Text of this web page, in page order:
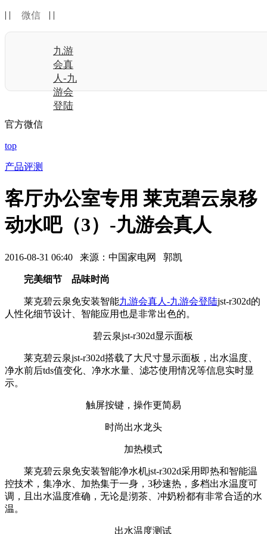
| | 微信 | |
九游
会真
人-九
游会
登陆
官方微信
top
产品评测
客厅办公室专用 莱克碧云泉移
动水吧（3）-九游会真人
2016-08-31 06:40 来源：中国家电网 郭凯
完美细节 品味时尚
莱克碧云泉免安装智能九游会真人-九游会登陆jst-r302d的
人性化细节设计、智能应用也是非常出色的。
碧云泉jst-r302d显示面板
莱克碧云泉jst-r302d搭载了大尺寸显示面板，出水温度、
净水前后tds值变化、净水水量、滤芯使用情况等信息实时显
示。
触屏按键，操作更简易
时尚出水龙头
加热模式
莱克碧云泉免安装智能净水机jst-r302d采用即热和智能温
控技术，集净水、加热集于一身，3秒速热，多档出水温度可
调，且出水温度准确，无论是沏茶、冲奶粉都有非常合适的水
温。
出水温度测试